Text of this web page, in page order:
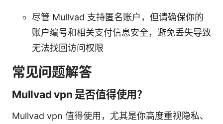
尽管 Mullvad 支持匿名账户，但请确保你的
账户编号和相关支付信息安全，避免丢失导致
无法找回访问权限
常见问题解答
Mullvad vpn 是否值得使用？
Mullvad vpn 值得使用，尤其是你高度重视隐私、